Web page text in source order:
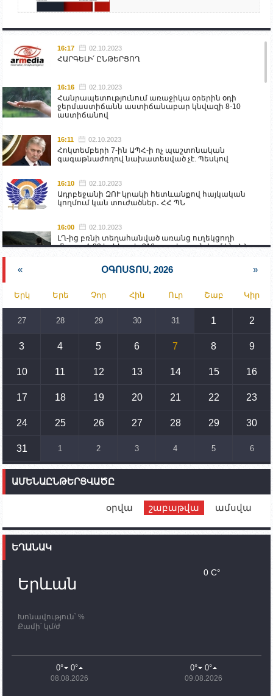
16:17 02.10.2023
ՀԱՐԳԵԼԻ՛ ԸՆԹԵՐՑՈՂ
16:16 02.10.2023
Հանրապետությունում առաջիկա օրերին օդի
ջերմաստիճանն աստիճանաբար կնվազի 8-10
աստիճանով
16:11 02.10.2023
Հոկտեմբերի 7-ին ԱՊՀ-ի ոչ պաշտոնական
գագաթնաժողով նախատեսված չէ. Պեսկով
16:10 02.10.2023
Ադրբեջանի ԶՈՒ կրակի հետևանքով հայկական
կողմում կան տուժածներ․ ՀՀ ՊՆ
16:00 02.10.2023
ԼՂ-ից բռնի տեղահանված առանց ուղեկցողի
մնացած 20 երեխա և 216 տարեց գտնվում են ՀՀ
Իրանը կողմ է տարածաշրջանի համար շահավետ
տրանսպորտային հաղորդակցությունների
զարգացմանը, սակայն ոչ՝ միջազգային
սահմանների փոփոխությանը
15:10 02.10.2023
սպառնալիքները կասեցնելու համար. իսպանացի
պատգամավորը Գորիսում է
14:54 02.10.2023
տեղակայված հայկական դիրքերի անձնակազմի
համար սնունդ տեղափոխող մեքենայի
ունեն. կիպրոսցի խորհրդարանականը՝ Ալեն
Ֆրանսիայի ԱԳ նախարարը կայցելի Հայաստան
պատասխանատուներ կմնան ԼՂ-ում՝ մինչև
որոնողափրկարարական աշխատանքների
11:03
ՄԱԿ-ի առաքելությունը շատ, շատ, շատ օգտակար
Ադրբեջանի փոխվարչապետն այսօր կմեկնի
Ստեփանակերտ
« ՕԳՈՍՏՈՍ, 2026 »
Երկ Երե Չոր Հին Ուր Շաբ Կիր
27 28 29 30 31 1 2
3 4 5 6 7 8 9
10 11 12 13 14 15 16
17 18 19 20 21 22 23
24 25 26 27 28 29 30
31 1 2 3 4 5 6
ԱՄԵՆԱԸՆԹԵՐՑՎԱԾԸ
օրվա շաբաթվա ամսվա
ԵՂԱՆԱԿ
Երևան
Խոնավություն՝ %
Քամի՝ կմ/ժ
0 C°
0° 0°
08.08.2026
0° 0°
09.08.2026